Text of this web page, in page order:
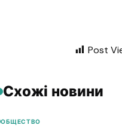
Post
Схожі новини
ОБЩЕСТВО